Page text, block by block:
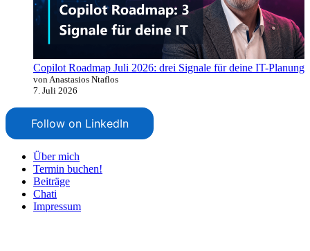
Copilot Roadmap Juli 2026: drei Signale für deine IT-Planung
von Anastasios Ntaflos
7. Juli 2026
Follow on LinkedIn
Über mich
Termin buchen!
Beiträge
Chati
Impressum